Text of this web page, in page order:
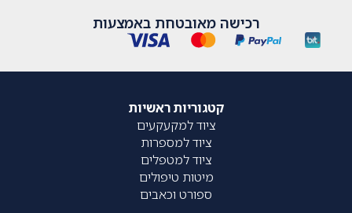
רכישה מאובטחת באמצעות
קטגוריות ראשיות
ציוד למקעקעים
ציוד למספרות
ציוד למטפלים
מיטות טיפולים
ספורט וכאבים